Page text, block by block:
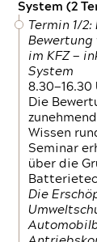
System (2
Termin 1/
im KFZ —
System
8.30—16.30
Die
Wissen
Seminar
über die
Die